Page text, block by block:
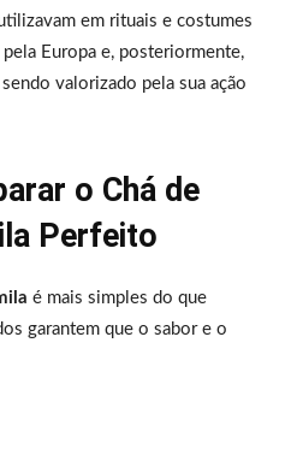
em rituais e costumes
Europa e, posteriormente,
valorizado pela sua ação
o Chá de
Perfeito
é mais simples do que
garantem que o sabor e o